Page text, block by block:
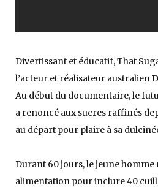
Divertissant et éducatif, That
l’acteur et réalisateur australien
Au début du documentaire, le
a renoncé aux sucres raffinés
au départ pour plaire à sa
Durant 60 jours, le jeune homme
alimentation pour inclure 40